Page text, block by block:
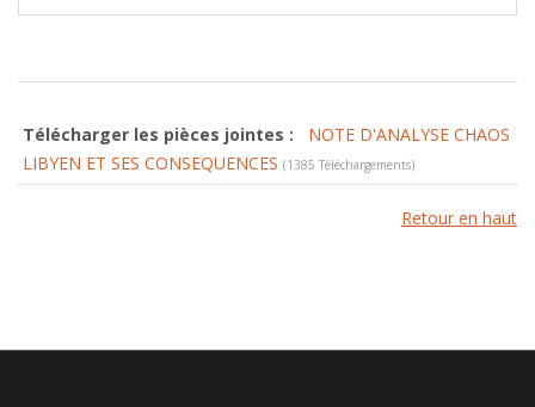
Télécharger les pièces jointes :
NOTE D'ANALYSE CHAOS
LIBYEN ET SES CONSEQUENCES (1385 Téléchargements)
Retour en haut